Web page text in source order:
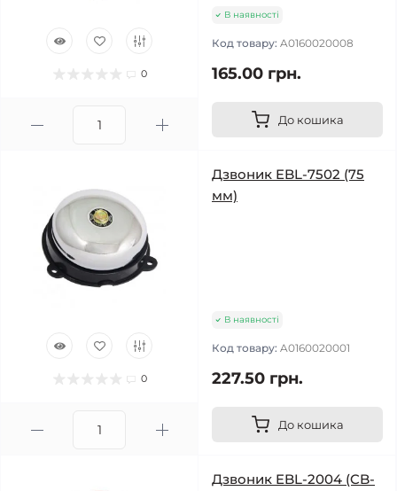
0
В наявності
Код товару: A0160020008
165.00 грн.
До кошика
0
Дзвоник EBL-7502 (75
мм)
В наявності
Код товару: A0160020001
227.50 грн.
До кошика
Дзвоник EBL-2004 (CB-